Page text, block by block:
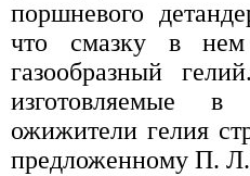
поршневого
что смазку в нем
газообразный
изготовляемые в
ожижители гелия
предложенному П.